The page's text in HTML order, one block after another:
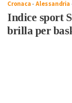
Cronaca-Alessandria
Indice sport
brilla per